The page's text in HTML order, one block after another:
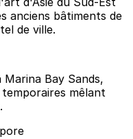
anciens bâtiments de
de ville.
Bay Sands,
mêlant